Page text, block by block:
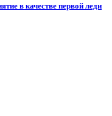
в качестве первой леди